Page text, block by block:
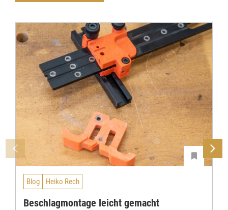
Blog Heiko Rech
Beschlagmontage leicht gemacht